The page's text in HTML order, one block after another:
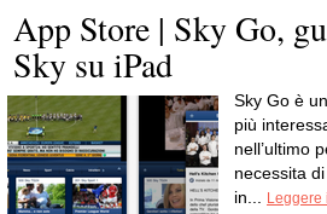
App Store | Sky Go,
Sky su iPad
Sky Go è
più
nell’ultimo
necessita
in...
Leggere